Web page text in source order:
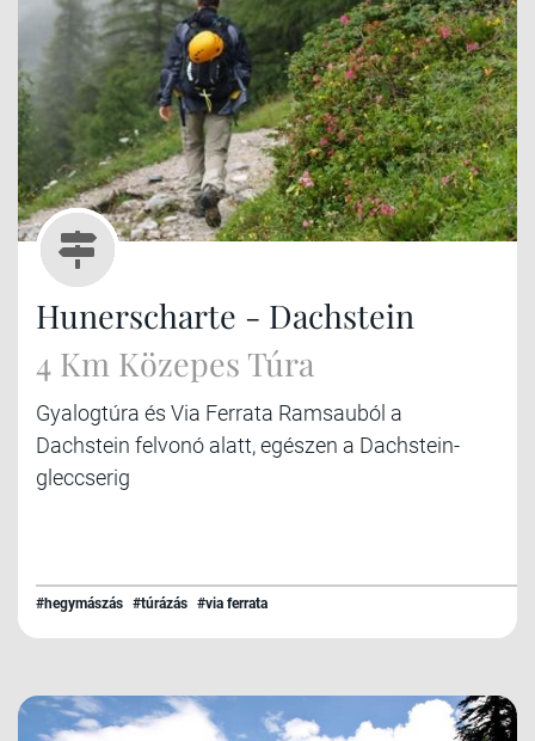
Hunerscharte - Dachstein
4 Km Közepes Túra
Gyalogtúra és Via Ferrata Ramsauból a
Dachstein felvonó alatt, egészen a Dachstein-
gleccserig
#hegymászás #túrázás #via ferrata